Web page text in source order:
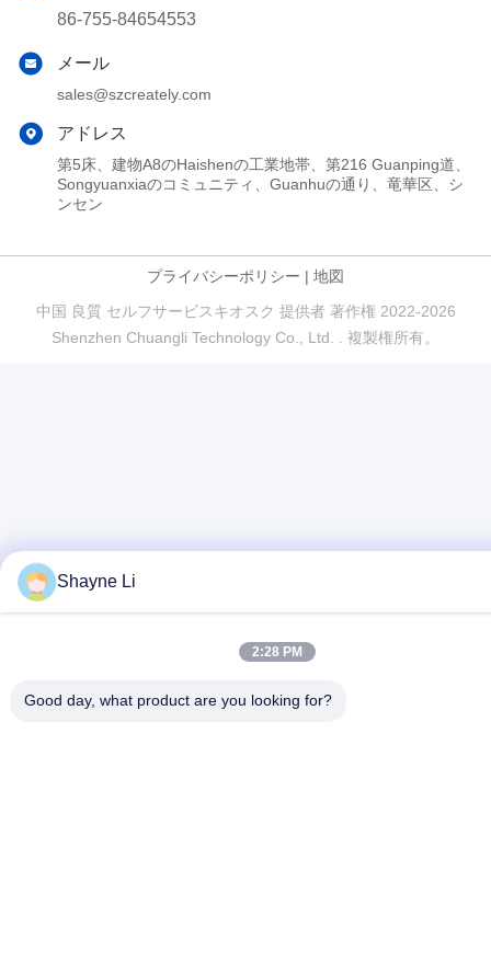
86-755-84654553
メール
sales@szcreately.com
アドレス
第5床、建物A8のHaishenの工業地帯、第216 Guanping道、
Songyuanxiaのコミュニティ、Guanhuの通り、竜華区、シ
ンセン
プライバシーポリシー | 地図
中国 良質 セルフサービスキオスク 提供者 著作権 2022-2026
Shenzhen Chuangli Technology Co., Ltd. . 複製権所有。
Shayne Li
2:28 PM
Good day, what product are you looking for?